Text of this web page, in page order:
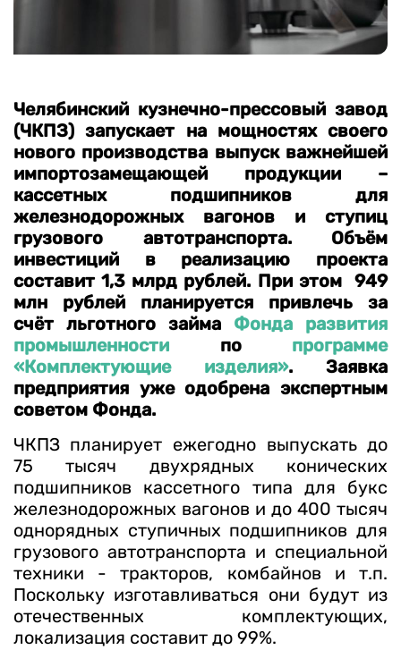
Челябинский кузнечно-прессовый завод
(ЧКПЗ) запускает на мощностях своего
нового производства выпуск важнейшей
импортозамещающей продукции –
кассетных подшипников для
железнодорожных вагонов и ступиц
грузового автотранспорта. Объём
инвестиций в реализацию проекта
составит 1,3 млрд рублей. При этом 949
млн рублей планируется привлечь за
счёт льготного займа Фонда развития
промышленностипо программе
«Комплектующие изделия». Заявка
предприятия уже одобрена экспертным
советом Фонда.
ЧКПЗ планирует ежегодно выпускать до
75 тысяч двухрядных конических
подшипников кассетного типа для букс
железнодорожных вагонов и до 400 тысяч
однорядных ступичных подшипников для
грузового автотранспорта и специальной
техники - тракторов, комбайнов и т.п.
Поскольку изготавливаться они будут из
отечественных комплектующих,
локализация составит до 99%.